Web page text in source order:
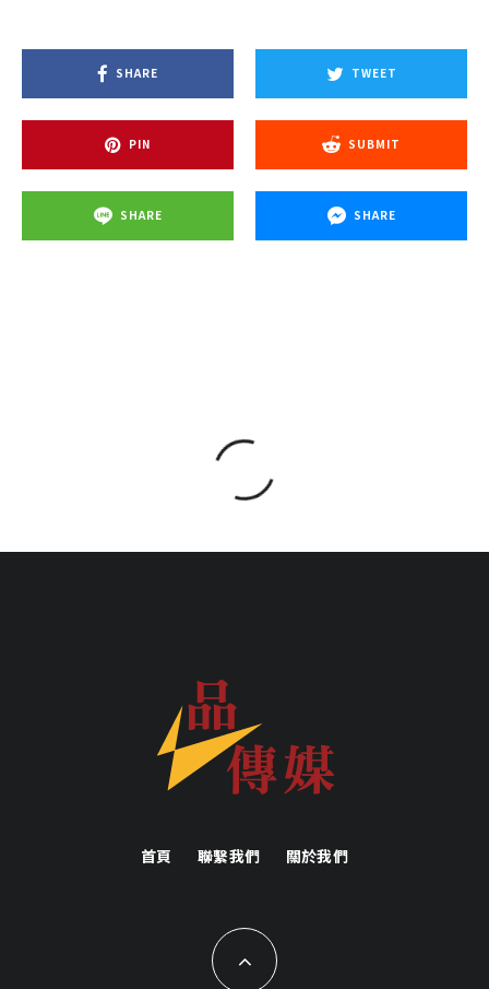
SHARE TWEET
PIN SUBMIT
SHARE SHARE
首頁 聯繫我們 關於我們